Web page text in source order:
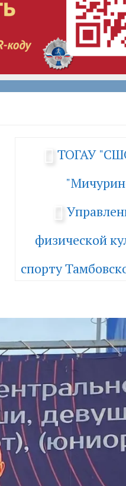
ТОГАУ
физической
спорту